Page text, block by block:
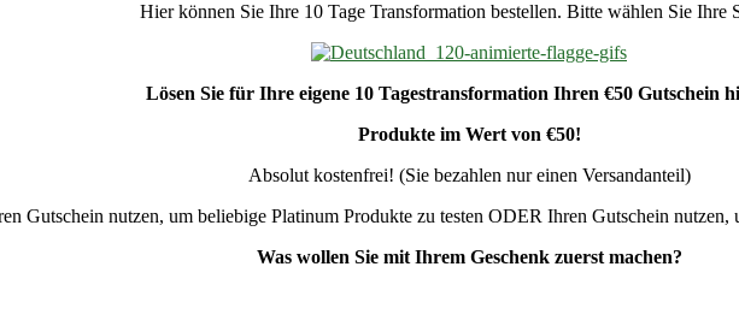
Hier können Sie Ihre 10 Tage Transformation bestellen. Bitte wählen Sie Ihre
Lösen Sie für Ihre eigene 10 Tagestransformation Ihren €50 Gutschein
Produkte im Wert von €50!
Absolut kostenfrei! (Sie bezahlen nur einen Versandanteil)
Gutschein nutzen, um beliebige Platinum Produkte zu testen ODER Ihren Gutschein nutzen,
Was wollen Sie mit Ihrem Geschenk zuerst machen?